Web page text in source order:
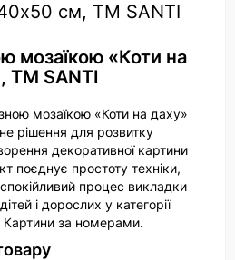
см, ТМ SANTI
мозаїкою «Коти на
ТМ SANTI
мозаїкою «Коти на даху»
рішення для розвитку
декоративної картини
поєднує простоту техніки,
процес викладки
і дорослих у категорії
Картини за номерами.